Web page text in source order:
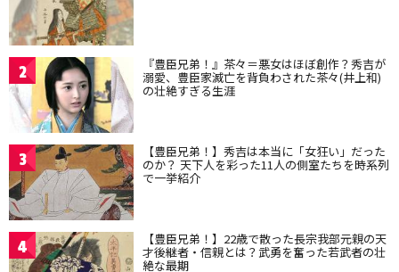
2 『豊臣兄弟！』茶々＝悪女はほぼ創作？秀吉が
溺愛、豊臣家滅亡を背負わされた茶々(井上和)
の壮絶すぎる生涯
3 【豊臣兄弟！】秀吉は本当に「女狂い」だった
のか？ 天下人を彩った11人の側室たちを時系列
で一挙紹介
4 【豊臣兄弟！】22歳で散った長宗我部元親の天
才後継者・信親とは？武勇を奮った若武者の壮
絶な最期